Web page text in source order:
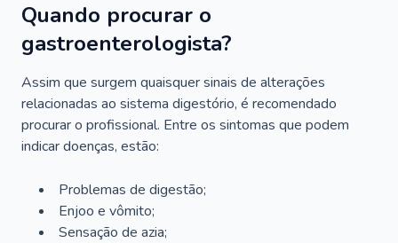
Quando procurar o
gastroenterologista?
Assim que surgem quaisquer sinais de alterações
relacionadas ao sistema digestório, é recomendado
procurar o profissional. Entre os sintomas que podem
indicar doenças, estão:
Problemas de digestão;
Enjoo e vômito;
Sensação de azia;